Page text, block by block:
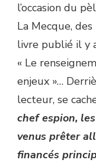
l’occasion du
La Mecque,
livre publié il y
« Le
enjeux »…
lecteur, se
chef espion,
venus prêter
financés